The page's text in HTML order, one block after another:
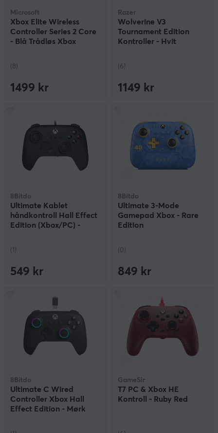
Microsoft
Xbox Elite Wireless
Controller Series 2 Core
- Blå Trådløs Xbox
(8)
1499 kr
Razer
Wolverine V3
Tournament Edition
Kontroller - Hvit
(6)
1149 kr
8Bitdo
Ultimate Kablet
håndkontroll Hall Effect
Edition (Xbox/PC) -
(1)
549 kr
8Bitdo
Ultimate 3-Mode
Gamepad Xbox - Rare
Edition
(0)
849 kr
8Bitdo
Ultimate C Wired
Controller Xbox Hall
Effect Edition - Mørk
GameSir
T7 PC & Xbox HE
Kontroll - Ruby Red